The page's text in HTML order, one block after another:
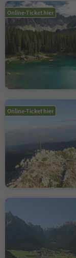
Online-Ticket hier
Online-Ticket hier